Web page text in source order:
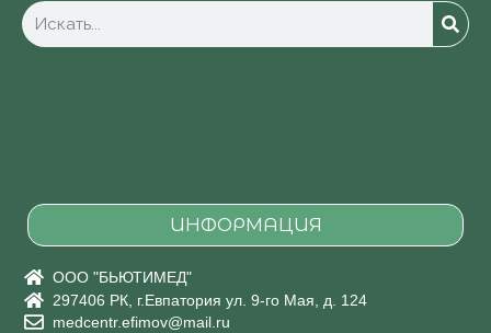
ИНФОРМАЦИЯ
ООО "БЬЮТИМЕД"
297406 РК, г.Евпатория ул. 9-го Мая, д. 124
medcentr.efimov@mail.ru